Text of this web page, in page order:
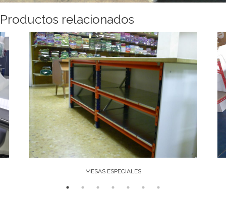
Productos relacionados
MESAS ESPECIALES